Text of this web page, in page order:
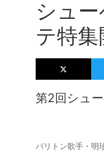
シュ
テ特
第2回シュ
バリトン歌手・明